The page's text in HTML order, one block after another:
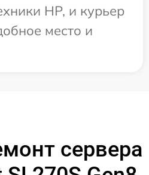
HP, и курьер
место и
сервера